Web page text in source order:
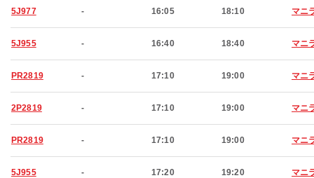
5J977 - 16:05 18:10 マニ
5J955 - 16:40 18:40 マニ
PR2819 - 17:10 19:00 マニ
2P2819 - 17:10 19:00 マニ
PR2819 - 17:10 19:00 マニ
5J955 - 17:20 19:20 マニ